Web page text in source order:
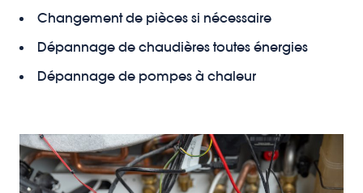
Changement de pièces si nécessaire
Dépannage de chaudières toutes énergies
Dépannage de pompes à chaleur